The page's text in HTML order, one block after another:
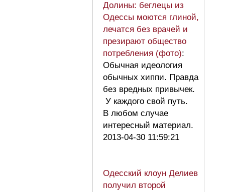
Долины: беглецы из
Одессы моются глиной,
лечатся без врачей и
презирают общество
потребления (фото):
Обычная идеология
обычных хиппи. Правда
без вредных привычек.
У каждого свой путь.
В любом случае
интересный материал.
2013-04-30 11:59:21
Одесский клоун Делиев
получил второй